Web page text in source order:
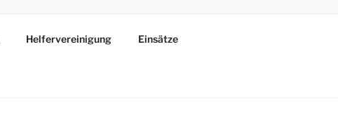
Helfervereinigung Einsätze